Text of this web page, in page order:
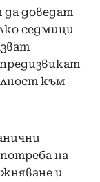
доведат
седмици
към
на
и